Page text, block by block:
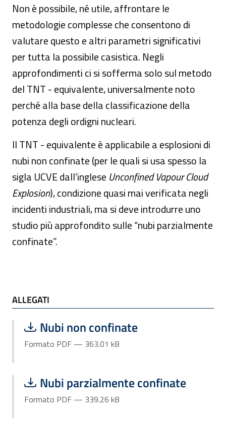
Non è possibile, né utile, affrontare le
metodologie complesse che consentono di
valutare questo e altri parametri significativi
per tutta la possibile casistica. Negli
approfondimenti ci si sofferma solo sul metodo
del TNT - equivalente, universalmente noto
perché alla base della classificazione della
potenza degli ordigni nucleari.
Il TNT - equivalente è applicabile a esplosioni di
nubi non confinate (per le quali si usa spesso la
sigla UCVE dall’inglese Unconfined Vapour Cloud
Explosion), condizione quasi mai verificata negli
incidenti industriali, ma si deve introdurre uno
studio più approfondito sulle “nubi parzialmente
confinate”.
ALLEGATI
ALLEGATI
Scarica file:
Nubi non confinate
Formato PDF — Dimensione 363.01 kB
Formato PDF — 363.01 kB
Scarica file:
Nubi parzialmente confinate
Formato PDF — Dimensione 339.26 kB
Formato PDF — 339.26 kB